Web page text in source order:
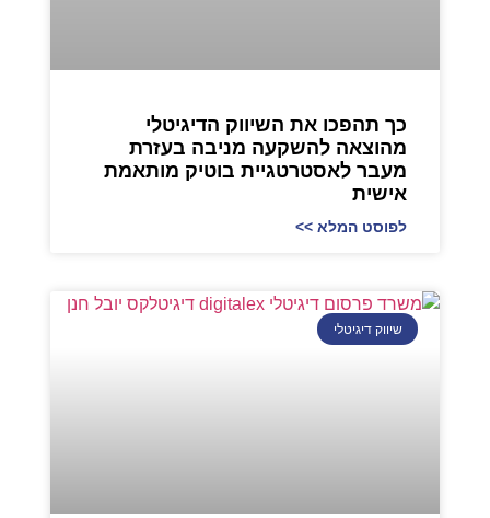
כך תהפכו את השיווק הדיגיטלי
מהוצאה להשקעה מניבה בעזרת
מעבר לאסטרטגיית בוטיק מותאמת
אישית
לפוסט המלא >>
שיווק דיגיטלי